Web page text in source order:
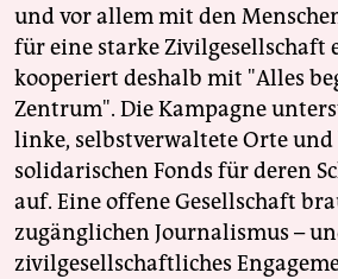
und vor allem mit den
für eine starke Zivilgesellschaft
kooperiert deshalb mit "Alles
Zentrum". Die Kampagne
linke, selbstverwaltete Orte
solidarischen Fonds für deren
auf. Eine offene Gesellschaft
zugänglichen Journalismus –
zivilgesellschaftliches